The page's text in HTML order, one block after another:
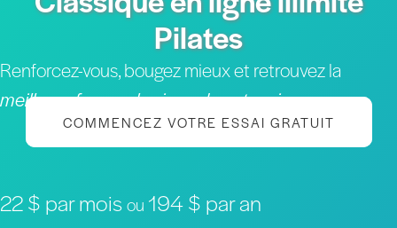
Pilates
Renforcez-vous, bougez mieux et retrouvez la
meilleure forme physique de votre vie
COMMENCEZ VOTRE ESSAI GRATUIT
22 $ par moisou 194 $ par an